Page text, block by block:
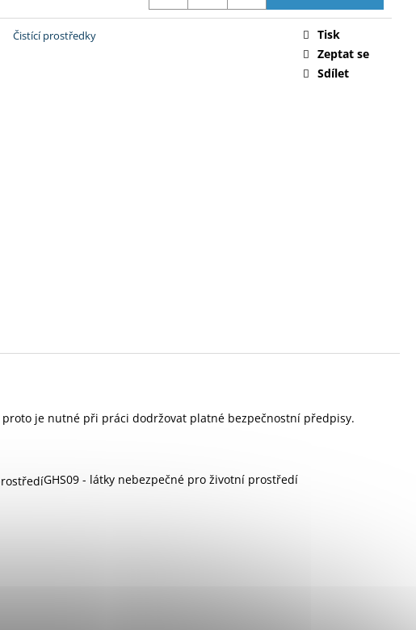
Čistící prostředky
Tisk
Zeptat se
Sdílet
je nutné při práci dodržovat platné bezpečnostní předpisy.
GHS09 - látky nebezpečné pro životní prostředí